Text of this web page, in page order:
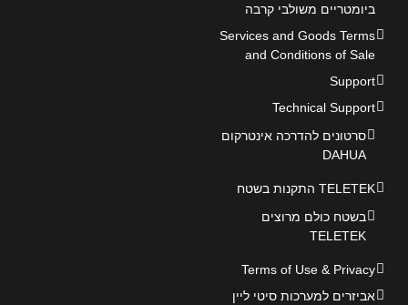
ביומטריים משולבי קרבה
Services and Goods Terms
and Conditions of Sale
Support
Technical Support
סרטונים להדרכה אינטרקום
DAHUA
TELETEK התקנות בשטח
בשטח כולם מרוצים
TELETEK
Terms of Use & Privacy
אביזרים למערכות סיטי ליין